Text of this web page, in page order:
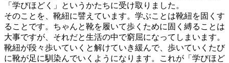
「学びほどく」というかたちに受け取りました。
そのことを、靴紐に譬えています。学ぶことは靴紐を固くす
ることです。ちゃんと靴を履いて歩くために固く縛ることは
大事ですが、それだと生活の中で窮屈になってしまいます。
靴紐が段々歩いていくと解けていき緩んで、歩いていくたび
に靴が足に馴染んでいくようになります。これが「学びほど